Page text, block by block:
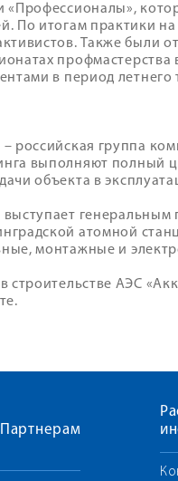
«Профессионалы»,
По итогам практики
Также были
в период летнего
российская группа
выполняют полный
объекта в
выступает
атомной
монтажные и
строительстве АЭС
Партнерам